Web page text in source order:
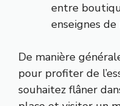
entre
enseignes
De manière
pour profiter de
souhaitez flâner